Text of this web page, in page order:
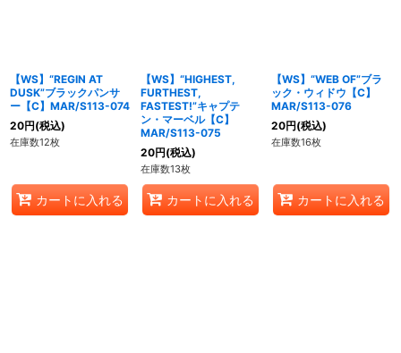
【WS】“REGIN AT
DUSK”ブラックパンサ
ー【C】MAR/S113-074
20円(税込)
在庫数12枚
カートに入れる
【WS】“HIGHEST,
FURTHEST,
FASTEST!”キャプテ
ン・マーベル【C】
MAR/S113-075
20円(税込)
在庫数13枚
カートに入れる
【WS】“WEB OF”ブラ
ック・ウィドウ【C】
MAR/S113-076
20円(税込)
在庫数16枚
カートに入れる